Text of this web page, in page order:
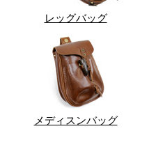
レッグバッグ
メディスンバッグ